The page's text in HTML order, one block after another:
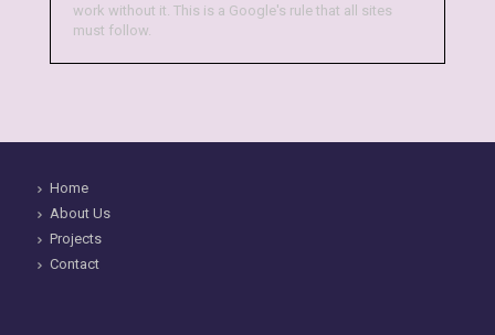
work without it. This is a Google's rule that all sites
must follow.
Home
About Us
Projects
Contact